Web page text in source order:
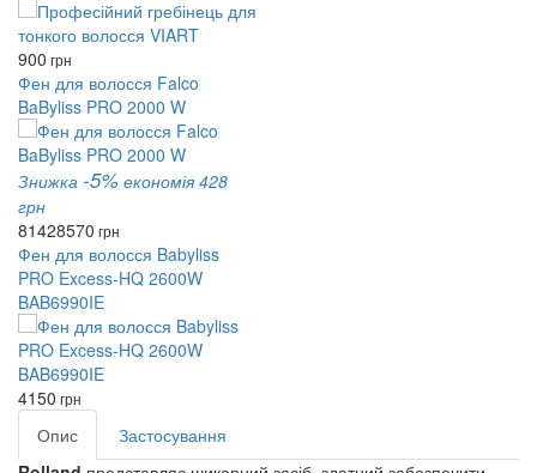
900 грн
Фен для волосся Falco
BaByliss PRO 2000 W
Знижка -5% економія 428
грн
81428570 грн
Фен для волосся Babyliss
PRO Excess-HQ 2600W
BAB6990IE
4150 грн
Опис
Застосування